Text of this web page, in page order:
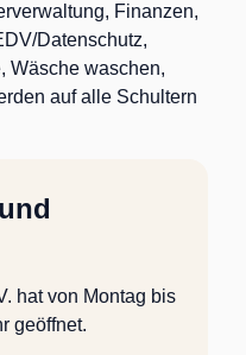
Finanzen,
Datenschutz,
Wäsche waschen,
auf alle Schultern
hat von Montag bis
geöffnet.